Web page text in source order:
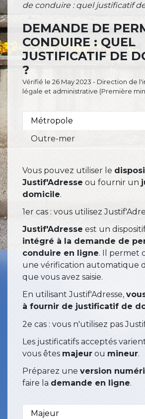
de conduire : quel justificatif
DEMANDE DE
CONDUIRE : QUEL
JUSTIFICATIF DE
?
Vérifié le 26 May 2023 - Direction de
légale et administrative (Première
Métropole
Outre-mer
Vous pouvez utiliser le
Justif'Adresse ou fournir un
domicile.
1er cas : vous utilisez
Justif'Adresse est un
intégré à la demande de
conduire en ligne. Il permet
une vérification automatique
que vous avez saisie.
En utilisant Justif'Adresse,
à fournir de justificatif de
2e cas : vous n'utilisez pas
Les justificatifs acceptés
vous êtes majeur ou mineur.
Préparez une version
faire la demande en ligne.
Majeur